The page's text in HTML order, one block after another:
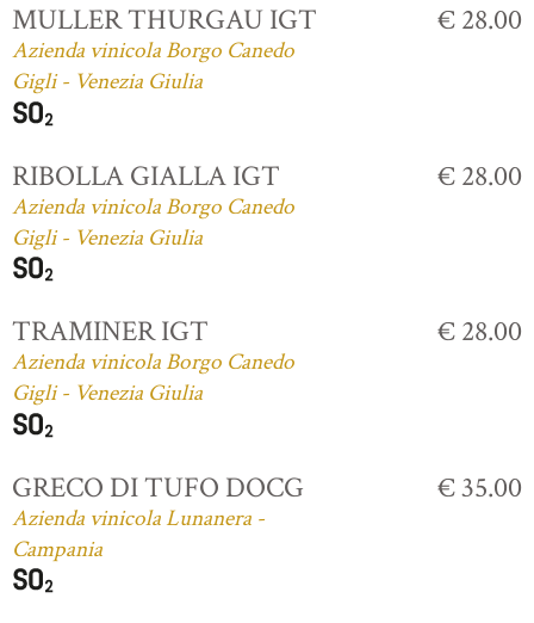
MULLER THURGAU IGT
Azienda vinicola Borgo Canedo
Gigli - Venezia Giulia
€ 28.00
RIBOLLA GIALLA IGT
Azienda vinicola Borgo Canedo
Gigli - Venezia Giulia
€ 28.00
TRAMINER IGT
Azienda vinicola Borgo Canedo
Gigli - Venezia Giulia
€ 28.00
GRECO DI TUFO DOCG
Azienda vinicola Lunanera -
Campania
€ 35.00